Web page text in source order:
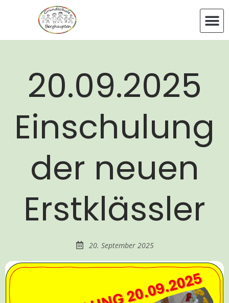
20.09.2025
Einschulung
der neuen
Erstklässler
20. September 2025